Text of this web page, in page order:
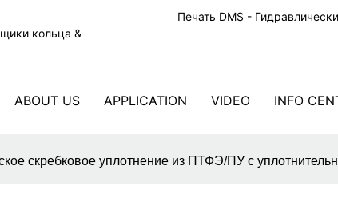
кольца &
Печать DMS -
ABOUT US APPLICATION VIDEO INFO
скребковое уплотнение из ПТФЭ/ПУ с